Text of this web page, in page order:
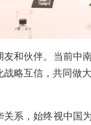
和伙伴。当前中
略互信，共同做
系，始终视中国